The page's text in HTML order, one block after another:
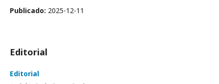
Publicado: 2025-12-11
Editorial
Editorial